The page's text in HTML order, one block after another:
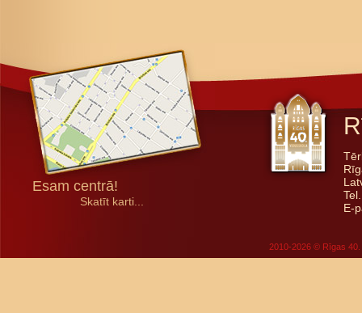
Esam centrā!
Skatīt karti...
E-
2010-2026 © Rīgas